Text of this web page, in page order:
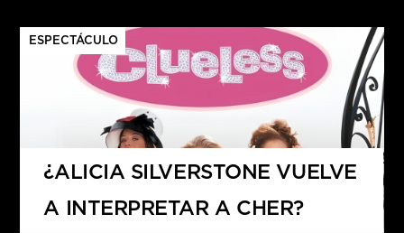
ESPECTÁCULO
¿ALICIA SILVERSTONE VUELVE
A INTERPRETAR A CHER?